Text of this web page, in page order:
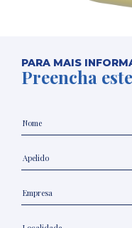
PARA MAIS
Preencha